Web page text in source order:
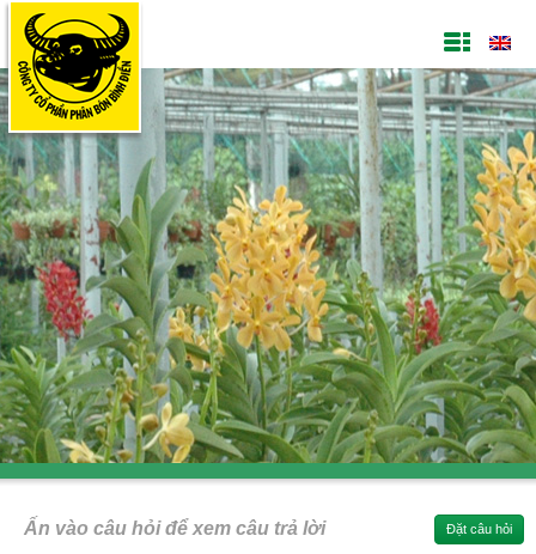
Đặt câu hỏi
Ấn vào câu hỏi để xem câu trả lời